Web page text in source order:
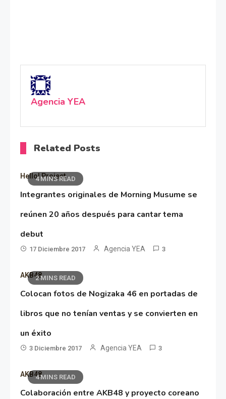
Agencia YEA
Related Posts
4 MINS READ
Hello! Project
Integrantes originales de Morning Musume se
reúnen 20 años después para cantar tema
debut
17 Diciembre 2017 Agencia YEA 3
2 MINS READ
AKB48
Colocan fotos de Nogizaka 46 en portadas de
libros que no tenían ventas y se convierten en
un éxito
3 Diciembre 2017 Agencia YEA 3
4 MINS READ
AKB48
Colaboración entre AKB48 y proyecto coreano